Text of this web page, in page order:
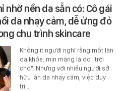
nhờ nền da sẵn có: Cô gái
da nhạy cảm, dễ ửng đỏ
chu trình skincare
Không ít người nghĩ rằng một làn
da khỏe, mịn màng là do "trời
cho". Nhưng với nhiều người sở
hữu làn da nhạy cảm, việc duy
trì…